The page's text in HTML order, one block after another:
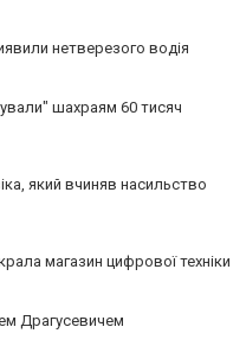
нетверезого водія
шахраям 60 тисяч
який вчиняв насильство
магазин цифрової техніки
Драгусевичем